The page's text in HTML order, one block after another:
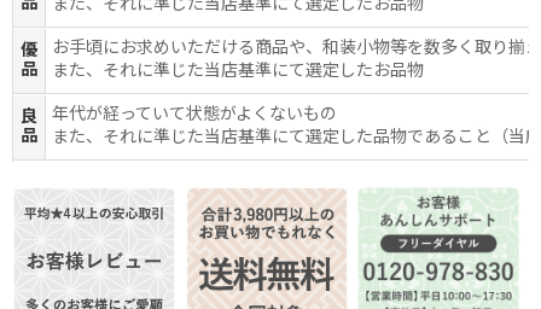
品
また、それに準じた当店基準にて選定したお品物
優
品
お手頃にお求めいただける商品や、和装小物等を数多く取り揃
また、それに準じた当店基準にて選定したお品物
良
品
年代が経っていて状態がよくないもの
また、それに準じた当店基準にて選定した品物であること（当